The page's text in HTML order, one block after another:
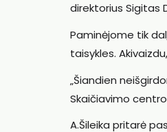
direktorius Sigitas
Paminėjome tik
taisykles.
„Šiandien
Skaičiavimo
A.Šileika pritarė